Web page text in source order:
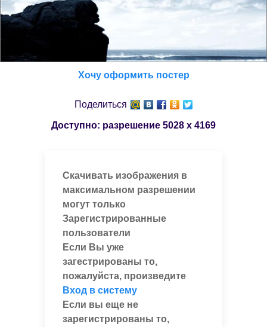
Хочу оформить постер
Поделиться
Доступно: разрешение 5028 x 4169
Скачивать изображения в
максимальном разрешении
могут только
Зарегистрированные
пользователи
Если Вы уже
загестрированы то,
пожалуйста, произведите
Вход в систему
Если вы еще не
зарегистрированы то,